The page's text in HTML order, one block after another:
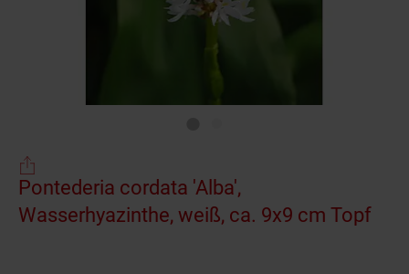
Pontederia cordata 'Alba',
Wasserhyazinthe, weiß, ca. 9x9 cm Topf